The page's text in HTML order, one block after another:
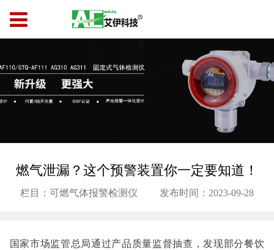
燃气泄漏？这个预警装置你一定要知道！
栏目：可燃气体报警检测仪 发布时间：2023-09-28
国家市场监管总局通过产品质量监督抽查，发现部分餐饮